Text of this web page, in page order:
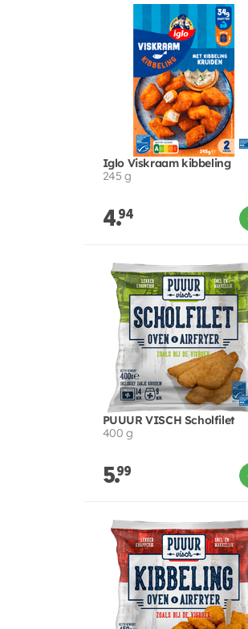
Iglo Viskraam kibbeling
245 g
4.94
PUUUR VISCH Scholfilet
400 g
5.99